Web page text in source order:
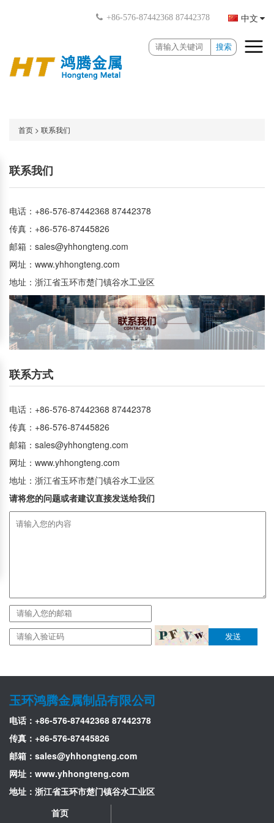
中文
+86-576-87442368 87442378
搜索
首页 > 联系我们
联系我们
电话：+86-576-87442368 87442378
传真：+86-576-87445826
邮箱：sales@yhhongteng.com
网址：www.yhhongteng.com
地址：浙江省玉环市楚门镇谷水工业区
联系方式
电话：+86-576-87442368 87442378
传真：+86-576-87445826
邮箱： sales@yhhongteng.com
网址：www.yhhongteng.com
地址：浙江省玉环市楚门镇谷水工业区
请将您的问题或者建议直接发送给我们
发送
玉环鸿腾金属制品有限公司
电话：+86-576-87442368 87442378
传真：+86-576-87445826
邮箱： sales@yhhongteng.com
网址：www.yhhongteng.com
地址：浙江省玉环市楚门镇谷水工业区
首页